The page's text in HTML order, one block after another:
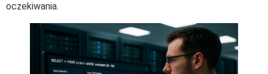
oczekiwania.